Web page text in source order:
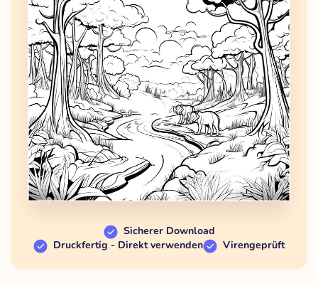
Sicherer Download
Druckfertig - Direkt verwenden
Virengeprüft